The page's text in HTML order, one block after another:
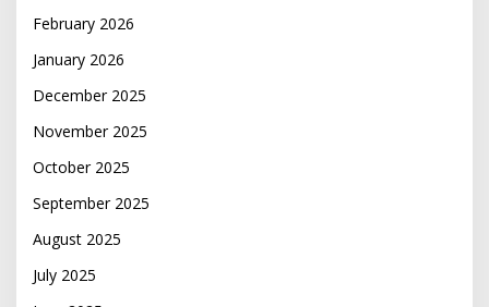
February 2026
January 2026
December 2025
November 2025
October 2025
September 2025
August 2025
July 2025